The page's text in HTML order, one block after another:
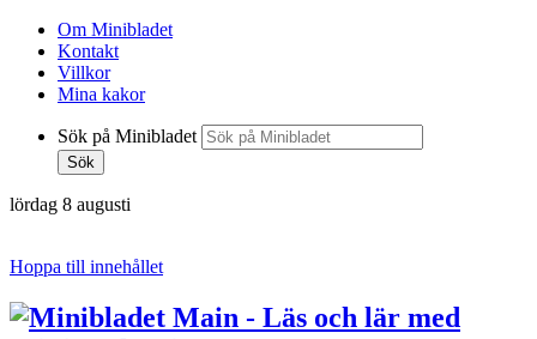
Om Minibladet
Kontakt
Villkor
Mina kakor
Sök på Minibladet
Sök
lördag 8 augusti
Hoppa till innehållet